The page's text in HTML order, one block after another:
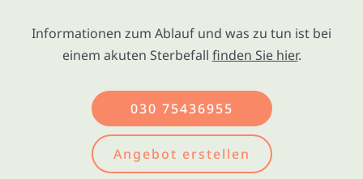
Informationen zum Ablauf und was zu tun ist bei
einem akuten Sterbefall finden Sie hier.
030 75436955
Angebot erstellen